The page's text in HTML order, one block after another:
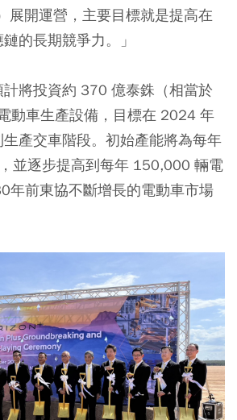
展開運營，主要目標就是提高在
的長期競爭力。」
計將投資約 370 億泰銖（相當於
動車生產設備，目標在 2024 年
產交車階段。初始產能將為每年
並逐步提高到每年 150,000 輛電
年前東協不斷增長的電動車市場